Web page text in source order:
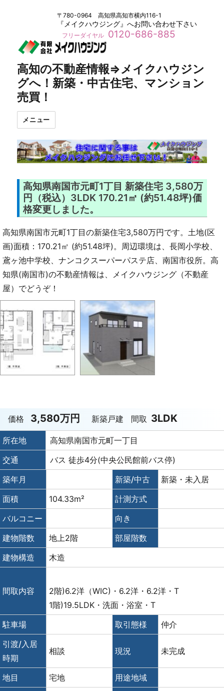
〒780-0964 高知県高知市横内116-1
『メイクハウジング』へお問い合わせ下さい
フリーダイヤル 0120-686-885
高知の不動産情報⇒メイクハウジン
グへ！新築・中古住宅、マンション
売買！
メニュー
高知県南国市元町1丁目 新築住宅 3,580万
円（税込）3LDK 170.21㎡ (約51.48坪)価
格変更しました。
高知県南国市元町1丁目の新築住宅3,580万円です。土地(区
画)面積：170.21㎡ (約51.48坪)。周辺環境は、長岡小学校、
鳶ヶ池中学校、ナンコクスーパーパステ店、南国市役所。高
知県(南国市)の不動産情報は、メイクハウジング（不動産
屋）でどうぞ！
価格 3,580万円 新築戸建 間取 3LDK
所在地
高知県南国市元町一丁目
交通
バス 徒歩4分(中央公民館前バス停)
築年月
新築/中古
新築・未入居
面積
104.33m²
計測方式
バルコニー
向き
建物階数
地上2階
部屋階数
建物構造
木造
間取内容
2階)6.2洋（WIC)・6.2洋・6.2洋・T
1階)19.5LDK・洗面・浴室・T
駐車場
取引態様
仲介
引渡/入居
時期
相談 現況 未完成
地目 宅地 用途地域